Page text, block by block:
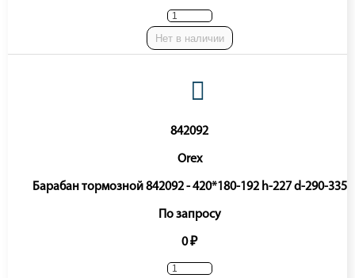
Нет в наличии
842092
Orex
Барабан тормозной 842092 - 420*180-192 h-227 d-290-335
По запросу
0 ₽